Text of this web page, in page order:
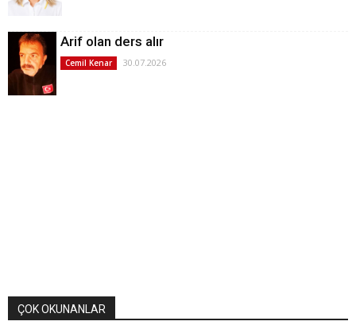
Arif olan ders alır
Cemil Kenar 30.07.2026
ÇOK OKUNANLAR